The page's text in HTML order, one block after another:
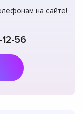
на сайте!
56